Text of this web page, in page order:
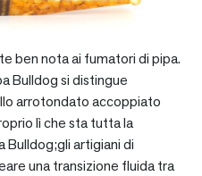
ben nota ai fumatori di pipa.
Bulldog si distingue
arrotondato accoppiato
lì che sta tutta la
Bulldog;gli artigiani di
una transizione fluida tra